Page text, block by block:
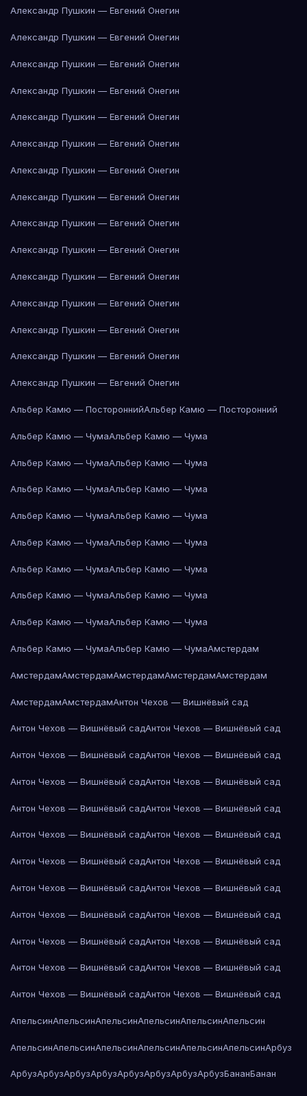
Александр Пушкин — Евгений Онегин
Александр Пушкин — Евгений Онегин
Александр Пушкин — Евгений Онегин
Александр Пушкин — Евгений Онегин
Александр Пушкин — Евгений Онегин
Александр Пушкин — Евгений Онегин
Александр Пушкин — Евгений Онегин
Александр Пушкин — Евгений Онегин
Александр Пушкин — Евгений Онегин
Александр Пушкин — Евгений Онегин
Александр Пушкин — Евгений Онегин
Александр Пушкин — Евгений Онегин
Александр Пушкин — Евгений Онегин
Александр Пушкин — Евгений Онегин
Александр Пушкин — Евгений Онегин
Альбер Камю — ПостороннийАльбер Камю — Посторонний
Альбер Камю — ЧумаАльбер Камю — Чума
Альбер Камю — ЧумаАльбер Камю — Чума
Альбер Камю — ЧумаАльбер Камю — Чума
Альбер Камю — ЧумаАльбер Камю — Чума
Альбер Камю — ЧумаАльбер Камю — Чума
Альбер Камю — ЧумаАльбер Камю — Чума
Альбер Камю — ЧумаАльбер Камю — Чума
Альбер Камю — ЧумаАльбер Камю — Чума
Альбер Камю — ЧумаАльбер Камю — ЧумаАмстердам
АмстердамАмстердамАмстердамАмстердамАмстердам
АмстердамАмстердамАнтон Чехов — Вишнёвый сад
Антон Чехов — Вишнёвый садАнтон Чехов — Вишнёвый сад
Антон Чехов — Вишнёвый садАнтон Чехов — Вишнёвый сад
Антон Чехов — Вишнёвый садАнтон Чехов — Вишнёвый сад
Антон Чехов — Вишнёвый садАнтон Чехов — Вишнёвый сад
Антон Чехов — Вишнёвый садАнтон Чехов — Вишнёвый сад
Антон Чехов — Вишнёвый садАнтон Чехов — Вишнёвый сад
Антон Чехов — Вишнёвый садАнтон Чехов — Вишнёвый сад
Антон Чехов — Вишнёвый садАнтон Чехов — Вишнёвый сад
Антон Чехов — Вишнёвый садАнтон Чехов — Вишнёвый сад
Антон Чехов — Вишнёвый садАнтон Чехов — Вишнёвый сад
Антон Чехов — Вишнёвый садАнтон Чехов — Вишнёвый сад
АпельсинАпельсинАпельсинАпельсинАпельсинАпельсин
АпельсинАпельсинАпельсинАпельсинАпельсинАпельсинАрбуз
АрбузАрбузАрбузАрбузАрбузАрбузАрбузАрбузБананБанан